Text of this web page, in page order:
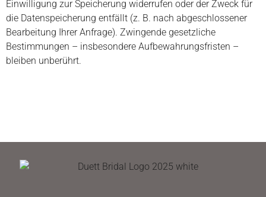
Einwilligung zur Speicherung widerrufen oder der Zweck für
die Datenspeicherung entfällt (z. B. nach abgeschlossener
Bearbeitung Ihrer Anfrage). Zwingende gesetzliche
Bestimmungen – insbesondere Aufbewahrungsfristen –
bleiben unberührt.